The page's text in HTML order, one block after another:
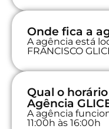
Onde fica a
A agência está
FRANCISCO
Qual o
Agência
A agência
11:00h às 16:00h